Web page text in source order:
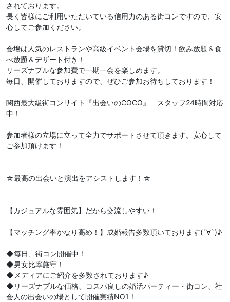
されております。
長く皆様にご利用いただいている信用力のある街コンですので、安
心してご参加ください。
会場は人気のレストランや高級イベント会場を貸切！飲み放題＆食
べ放題＆デザート付き！
リーズナブルな参加費で一期一会を楽しめます。
毎日、開催しておりますので、ぜひご参加お待ちしております！
関西最大級街コンサイト『出会いのCOCO』 スタッフ24時間対応
中！
参加者様の立場に立って全力でサポートさせて頂きます。安心して
ご参加頂けます！
☆最高の出会いと演出をアシストします！☆
【カジュアルな雰囲気】だから交流しやすい！
【マッチング率かなり高め！】成婚報告多数頂いております(´∀`)♪
◆毎日、街コン開催中！
◆男女比率厳守！
◆メディアにご紹介を多数されております♪
◆リーズナブルな価格、コスパ良しの婚活パーティー・街コン、社
会人の出会いの場として開催実績NO1！